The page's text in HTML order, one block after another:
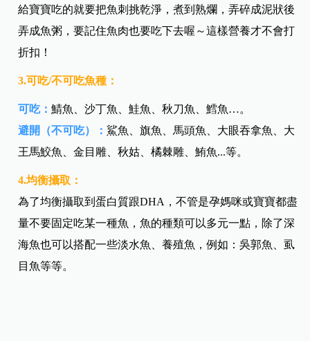
給寶寶吃的就要把魚刺挑乾淨，煮到熟爛，弄碎成泥狀後
弄成魚粥，要記住魚肉也要吃下去喔～這樣營養才不會打
折扣！
3.可吃/不可吃魚種：
可吃：鯖魚、沙丁魚、鮭魚、秋刀魚、鱈魚…。
避開（不可吃）：鯊魚、旗魚、馬頭魚、大眼吞拿魚、大
王馬鮫魚、金目雕、秋姑、橘棘雕、鮪魚...等。
4.均衡攝取：
為了均衡攝取到蛋白質跟DHA，不管是孕媽咪或寶寶都盡
量不要固定吃某一種魚，魚的種類可以多元一點，除了深
海魚也可以搭配一些淡水魚、養殖魚，例如：吳郭魚、虱
目魚等等。